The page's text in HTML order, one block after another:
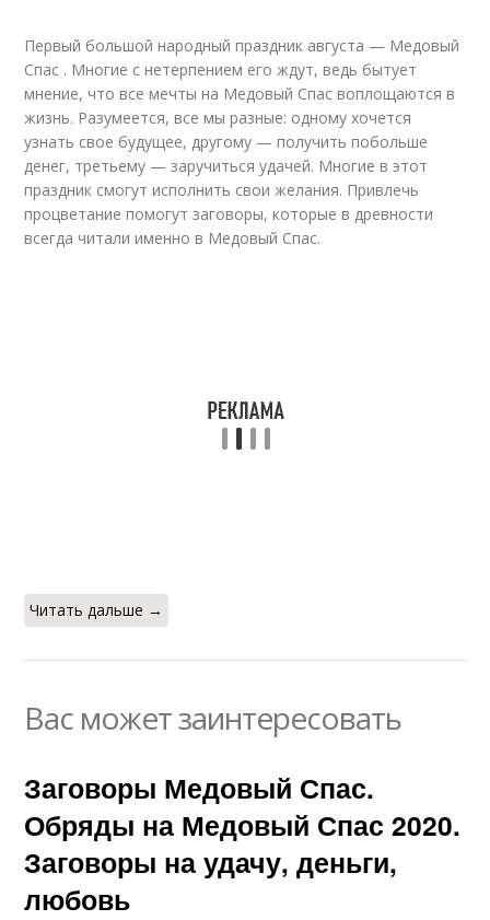
Первый большой народный праздник августа — Медовый
Спас . Многие с нетерпением его ждут, ведь бытует
мнение, что все мечты на Медовый Спас воплощаются в
жизнь. Разумеется, все мы разные: одному хочется
узнать свое будущее, другому — получить побольше
денег, третьему — заручиться удачей. Многие в этот
праздник смогут исполнить свои желания. Привлечь
процветание помогут заговоры, которые в древности
всегда читали именно в Медовый Спас.
Читать дальше →
Вас может заинтересовать
Заговоры Медовый Спас.
Обряды на Медовый Спас 2020.
Заговоры на удачу, деньги,
любовь